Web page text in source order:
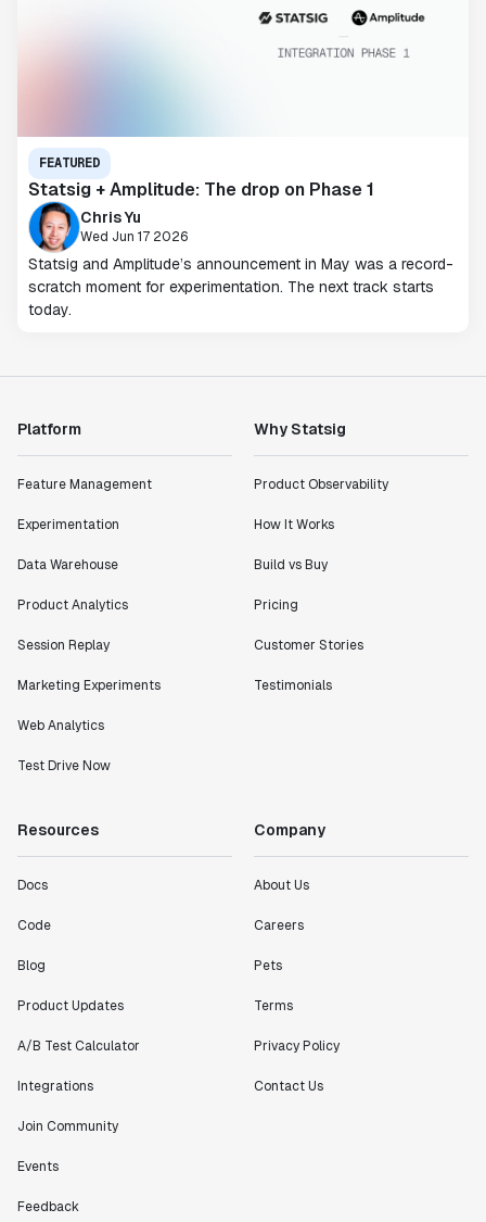
FEATURED
Statsig + Amplitude: The drop on Phase 1
Chris Yu
Wed Jun 17 2026
Statsig and Amplitude’s announcement in May was a record-
scratch moment for experimentation. The next track starts
today.
Platform
Feature Management
Experimentation
Data Warehouse
Product Analytics
Session Replay
Marketing Experiments
Web Analytics
Test Drive Now
Why Statsig
Product Observability
How It Works
Build vs Buy
Pricing
Customer Stories
Testimonials
Resources
Docs
Code
Blog
Product Updates
A/B Test Calculator
Integrations
Join Community
Events
Feedback
Company
About Us
Careers
Pets
Terms
Privacy Policy
Contact Us